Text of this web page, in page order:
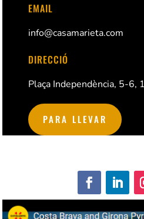
EMAIL
info@casamarieta.com
DIRECCIÓ
Plaça Independència, 5-6,
PARA LLEVAR